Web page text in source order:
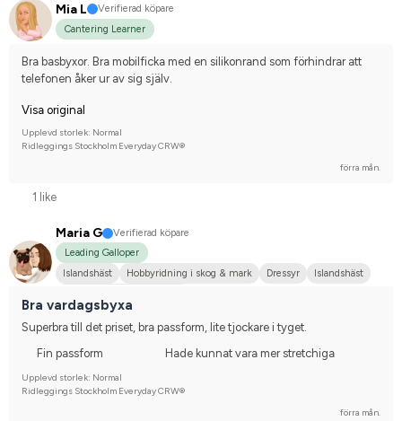
Mia L
Verifierad köpare
Cantering Learner
Bra basbyxor. Bra mobilficka med en silikonrand som förhindrar att
telefonen åker ur av sig själv.
Visa original
Upplevd storlek: Normal
Ridleggings Stockholm Everyday CRW®
förra mån.
1 like
Maria G
Verifierad köpare
Leading Galloper
Islandshäst
Hobbyridning i skog & mark Dressyr
Islandshäst
Bra vardagsbyxa
Superbra till det priset, bra passform, lite tjockare i tyget.
Fin passform
Hade kunnat vara mer stretchiga
Upplevd storlek: Normal
Ridleggings Stockholm Everyday CRW®
förra mån.